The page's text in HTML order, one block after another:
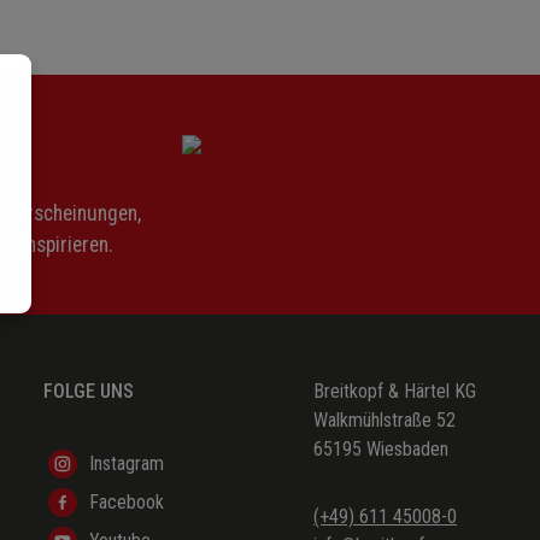
nach deiner Güt
Gnade
die Stimme
inspirieren.
FOLGE UNS
Instagram
Facebook
Breitkopf & Härtel KG
Walkmühlstraße 52
65195 Wiesbaden
(+49) 611 45008-0